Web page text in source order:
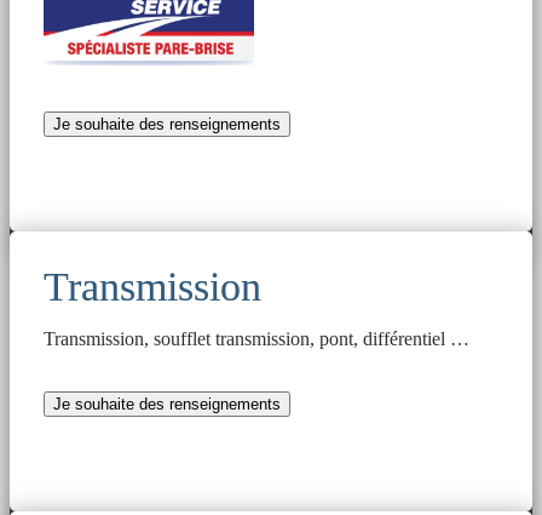
Je souhaite des renseignements
Transmission
Transmission, soufflet transmission, pont, différentiel …
Je souhaite des renseignements